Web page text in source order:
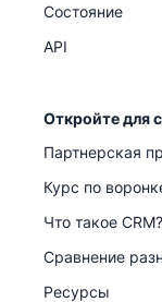
Состояние
API
Откройте для
Партнерская
Курс по
Что такое CRM?
Сравнение
Ресурсы